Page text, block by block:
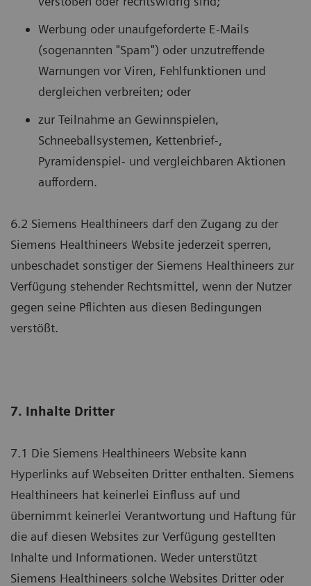
Werbung oder unaufgeforderte E-Mails
(sogenannten "Spam") oder unzutreffende
Warnungen vor Viren, Fehlfunktionen und
dergleichen verbreiten; oder
zur Teilnahme an Gewinnspielen,
Schneeballsystemen, Kettenbrief-,
Pyramidenspiel- und vergleichbaren Aktionen
auffordern.
6.2 Siemens Healthineers darf den Zugang zu der
Siemens Healthineers Website jederzeit sperren,
unbeschadet sonstiger der Siemens Healthineers zur
Verfügung stehender Rechtsmittel, wenn der Nutzer
gegen seine Pflichten aus diesen Bedingungen
verstößt.
7. Inhalte Dritter
7.1 Die Siemens Healthineers Website kann
Hyperlinks auf Webseiten Dritter enthalten. Siemens
Healthineers hat keinerlei Einfluss auf und
übernimmt keinerlei Verantwortung und Haftung für
die auf diesen Websites zur Verfügung gestellten
Inhalte und Informationen. Weder unterstützt
Siemens Healthineers solche Websites Dritter oder